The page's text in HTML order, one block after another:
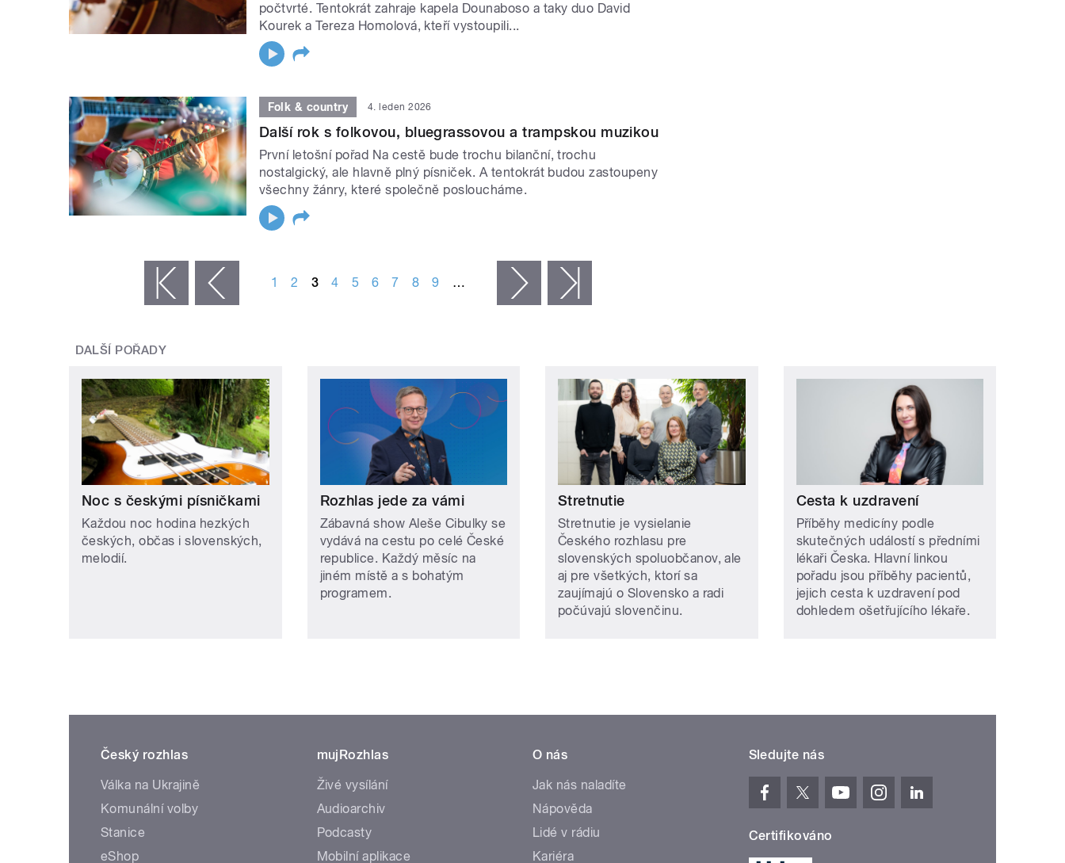
počtvrté. Tentokrát zahraje kapela Dounaboso a taky duo David
Kourek a Tereza Homolová, kteří vystoupili...
Folk & country 4. leden 2026
Další rok s folkovou, bluegrassovou a trampskou muzikou
První letošní pořad Na cestě bude trochu bilanční, trochu
nostalgický, ale hlavně plný písniček. A tentokrát budou zastoupeny
všechny žánry, které společně posloucháme.
‹ předchozí 1 2 3 4 5 6 7 8 9 … následující ›
DALŠÍ POŘADY
Noc s českými písničkami
Každou noc hodina hezkých
českých, občas i slovenských,
melodií.
Rozhlas jede za vámi
Zábavná show Aleše Cibulky se
vydává na cestu po celé České
republice. Každý měsíc na
jiném místě a s bohatým
programem.
Stretnutie
Stretnutie je vysielanie
Českého rozhlasu pre
slovenských spoluobčanov, ale
aj pre všetkých, ktorí sa
zaujímajú o Slovensko a radi
počúvajú slovenčinu.
Cesta k uzdravení
Příběhy medicíny podle
skutečných událostí s předními
lékaři Česka. Hlavní linkou
pořadu jsou příběhy pacientů,
jejich cesta k uzdravení pod
dohledem ošetřujícího lékaře.
Český rozhlas
Válka na Ukrajině
Komunální volby
Stanice
eShop
mujRozhlas
Živé vysílání
Audioarchiv
Podcasty
Mobilní aplikace
O nás
Jak nás naladíte
Nápověda
Lidé v rádiu
Kariéra
Sledujte nás
Certifikováno